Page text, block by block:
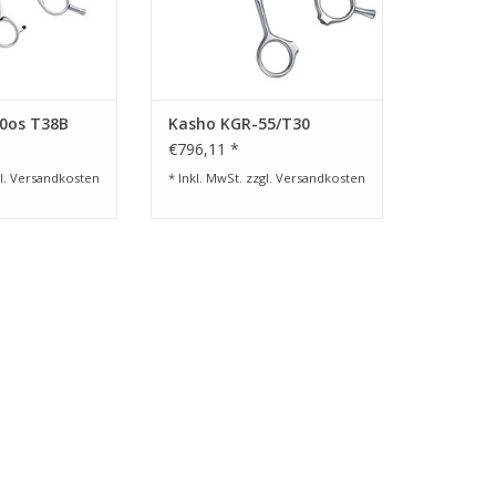
eine bessere
und eine
HINZUFÜGEN
T38B
Versandkosten
integrierten Kugellager sowie
einem speziellen
Kronenschraubensystem, das ein
ZUM WARENKORB HINZUFÜGEN
Kasho KGR-55/T30
€796,11 *
* Inkl. MwSt. zzgl. Versandkosten